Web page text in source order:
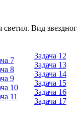
Вид
7
8
9
10
11
Задача 12
Задача 13
Задача 14
Задача 15
Задача 16
Задача 17